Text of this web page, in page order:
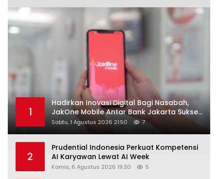
1
Hadirkan Inovasi Digital Bagi Nasabah,
JakOne Mobile Antar Bank Jakarta Sukses
Raih Digital Excellence Awards 2026
Sabtu, 1 Agustus 2026 21:50 7
2
Prudential Indonesia Perkuat Kompetensi
AI Karyawan Lewat AI Week
Kamis, 6 Agustus 2026 19:30 5